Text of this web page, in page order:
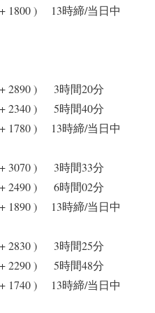
+ 1800 ) 13時締/当日中
+ 2890 ) 3時間20分
2340 ) 5時間40分
+ 1780 ) 13時締/当日中
+ 3070 ) 3時間33分
2490 ) 6時間02分
+ 1890 ) 13時締/当日中
+ 2830 ) 3時間25分
2290 ) 5時間48分
+ 1740 ) 13時締/当日中